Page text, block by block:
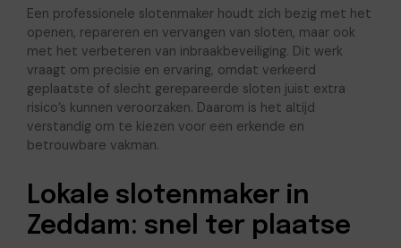
Een professionele slotenmaker houdt zich bezig met het
openen, repareren en vervangen van sloten, maar ook
met het verbeteren van inbraakbeveiliging. Dit werk
vraagt om precisie en ervaring, omdat verkeerd
geplaatste of slecht gerepareerde sloten juist extra
risico’s kunnen veroorzaken. Daarom is het altijd
verstandig om te kiezen voor een erkende en
betrouwbare vakman.
Lokale slotenmaker in
Zeddam: snel ter plaatse